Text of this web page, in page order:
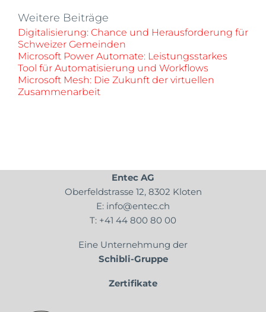
Weitere Beiträge
Digitalisierung: Chance und Herausforderung für
Schweizer Gemeinden
Microsoft Power Automate: Leistungsstarkes
Tool für Automatisierung und Workflows
Microsoft Mesh: Die Zukunft der virtuellen
Zusammenarbeit
Entec AG
Oberfeldstrasse 12, 8302 Kloten
E: info@entec.ch
T: +41 44 800 80 00
Eine Unternehmung der
Schibli-Gruppe
Zertifikate